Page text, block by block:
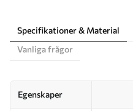
Specifikationer & Material
Vanliga frågor
Egenskaper